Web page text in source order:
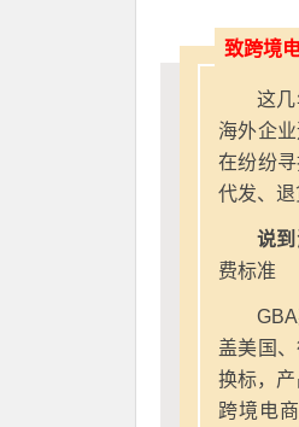
致跨境
这
海外企
在纷纷
代发、
说到
费标准
盖美国
换标，
跨境电